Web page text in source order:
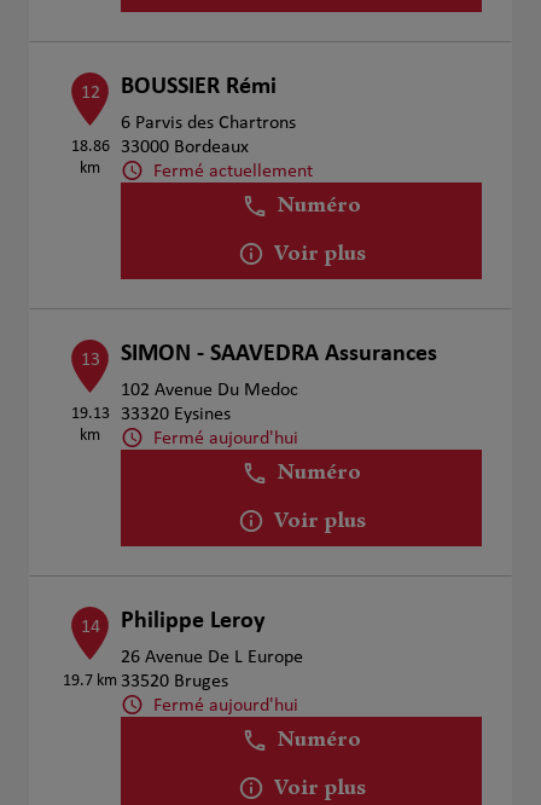
12
18.86
km
BOUSSIER Rémi
6 Parvis des Chartrons
33000 Bordeaux
Fermé actuellement
Numéro
Voir plus
13
19.13
km
SIMON - SAAVEDRA Assurances
102 Avenue Du Medoc
33320 Eysines
Fermé aujourd'hui
Numéro
Voir plus
14
19.7 km
Philippe Leroy
26 Avenue De L Europe
33520 Bruges
Fermé aujourd'hui
Numéro
Voir plus